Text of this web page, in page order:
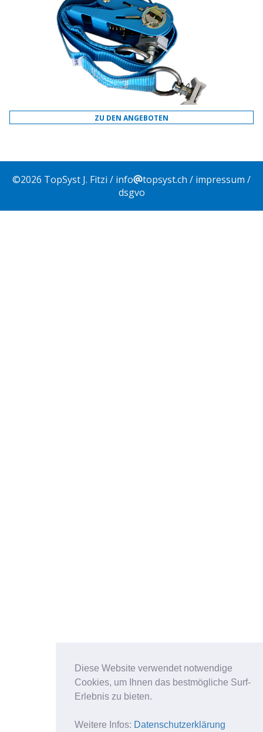
Diese Website verwendet notwendige
Cookies, um Ihnen das bestmögliche Surf-
Erlebnis zu bieten.
Weitere Infos: Datenschutzerklärung
ZU DEN ANGEBOTEN
©2026 TopSyst J. Fitzi / info topsyst.ch / impressum /
dsgvo